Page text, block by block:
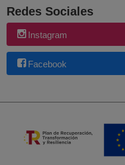
Redes Sociales
Instagram
Facebook